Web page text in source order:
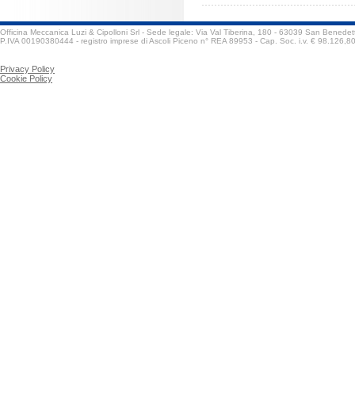
Officina Meccanica Luzi & Cipolloni Srl - Sede legale: Via Val Tiberina, 180 - 63039 San
P.IVA 00190380444 - registro imprese di Ascoli Piceno n° REA 89953 - Cap. Soc. i.v. € 98.126,80
Privacy Policy
Cookie Policy